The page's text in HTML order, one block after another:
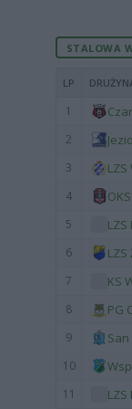
STALOWA
LP
1
2
3
4
5 LZS
6
7 KS
8 PG
9
10
11